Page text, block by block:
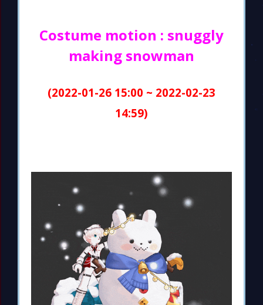
Costume motion : snuggly
making snowman
(2022-01-26 15:00 ~ 2022-02-23
14:59)